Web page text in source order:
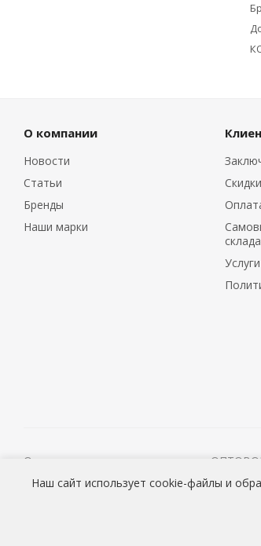
О компании
Новости
Статьи
Бренды
Наши марки
Скидки
склада
Услуги
О наличии и стоимости товара на
Консультации продавцов
2026 © ООО «НАВОКОМ» - хозтовары,
Наш сайт использует cookie-файлы и